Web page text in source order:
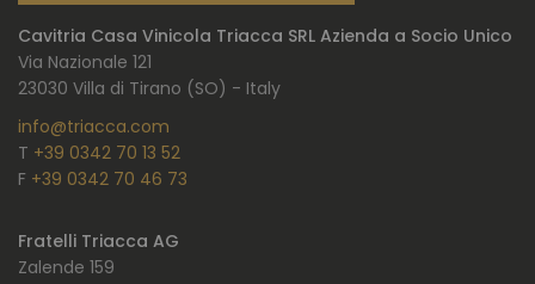
Cavitria Casa Vinicola Triacca SRL Azienda a Socio Unico
Via Nazionale 121
23030 Villa di Tirano (SO) - Italy
info@triacca.com
T +39 0342 70 13 52
F +39 0342 70 46 73
Fratelli Triacca AG
Zalende 159